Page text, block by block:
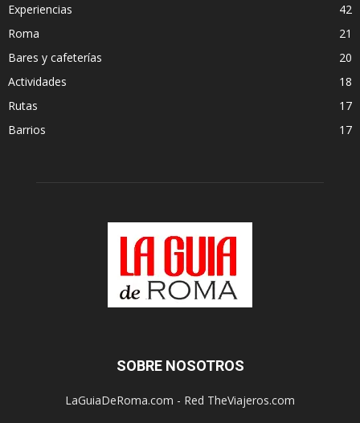
Experiencias
42
Roma
21
Bares y cafeterías
20
Actividades
18
Rutas
17
Barrios
17
SOBRE NOSOTROS
LaGuiaDeRoma.com - Red TheViajeros.com